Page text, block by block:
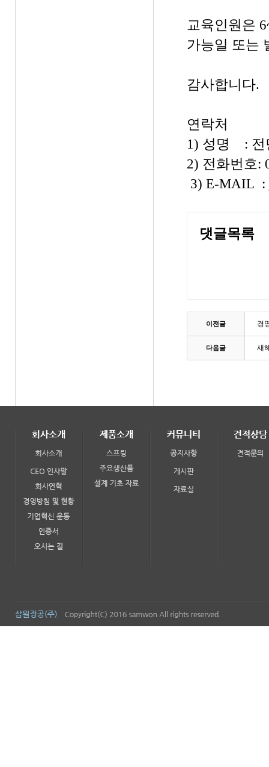
교육인원은
가능일 또는
감사합니다.
연락처
1) 성명 : 전
2) 전화번호:
3) E-MAIL :
댓글목록
이전글 경
다음글 새